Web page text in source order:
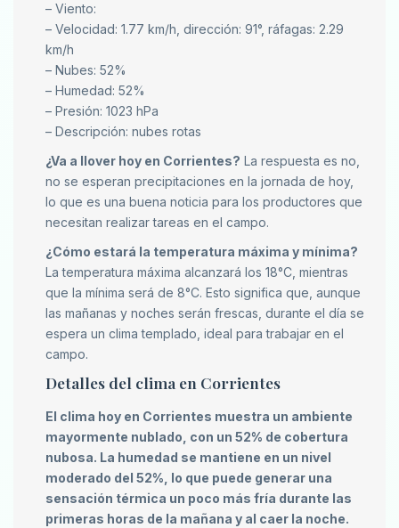
– Viento:
– Velocidad: 1.77 km/h, dirección: 91°, ráfagas: 2.29
km/h
– Nubes: 52%
– Humedad: 52%
– Presión: 1023 hPa
– Descripción: nubes rotas
¿Va a llover hoy en Corrientes? La respuesta es no,
no se esperan precipitaciones en la jornada de hoy,
lo que es una buena noticia para los productores que
necesitan realizar tareas en el campo.
¿Cómo estará la temperatura máxima y mínima?
La temperatura máxima alcanzará los 18°C, mientras
que la mínima será de 8°C. Esto significa que, aunque
las mañanas y noches serán frescas, durante el día se
espera un clima templado, ideal para trabajar en el
campo.
Detalles del clima en Corrientes
El clima hoy en Corrientes muestra un ambiente
mayormente nublado, con un 52% de cobertura
nubosa. La humedad se mantiene en un nivel
moderado del 52%, lo que puede generar una
sensación térmica un poco más fría durante las
primeras horas de la mañana y al caer la noche.